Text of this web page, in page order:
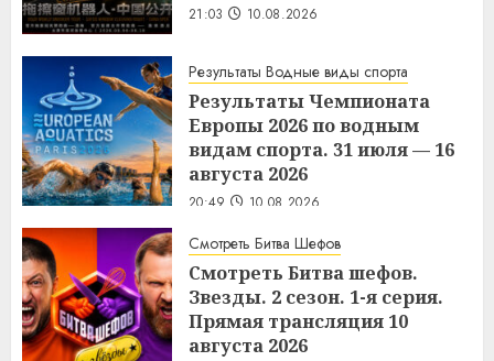
21:03 10.08.2026
Результаты Водные виды спорта
Результаты Чемпионата
Европы 2026 по водным
видам спорта. 31 июля — 16
августа 2026
20:49 10.08.2026
Смотреть Битва Шефов
Смотреть Битва шефов.
Звезды. 2 сезон. 1-я серия.
Прямая трансляция 10
августа 2026